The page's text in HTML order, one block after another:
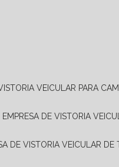
VEICULAR PARA
EMPRESA DE VISTORIA
DE VISTORIA VEICULAR DE